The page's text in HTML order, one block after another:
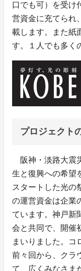
口でも可）を受け
営資金に充てられ
載します。また紙
す。１人でも多く
プロジェクト
阪神・淡路大震
生と復興への希望
スタートした光の
の運営資金は企業
ています。神戸新
会と共同で、開催
まいりました。コ
前々回から、クラ
て、広くみなさま